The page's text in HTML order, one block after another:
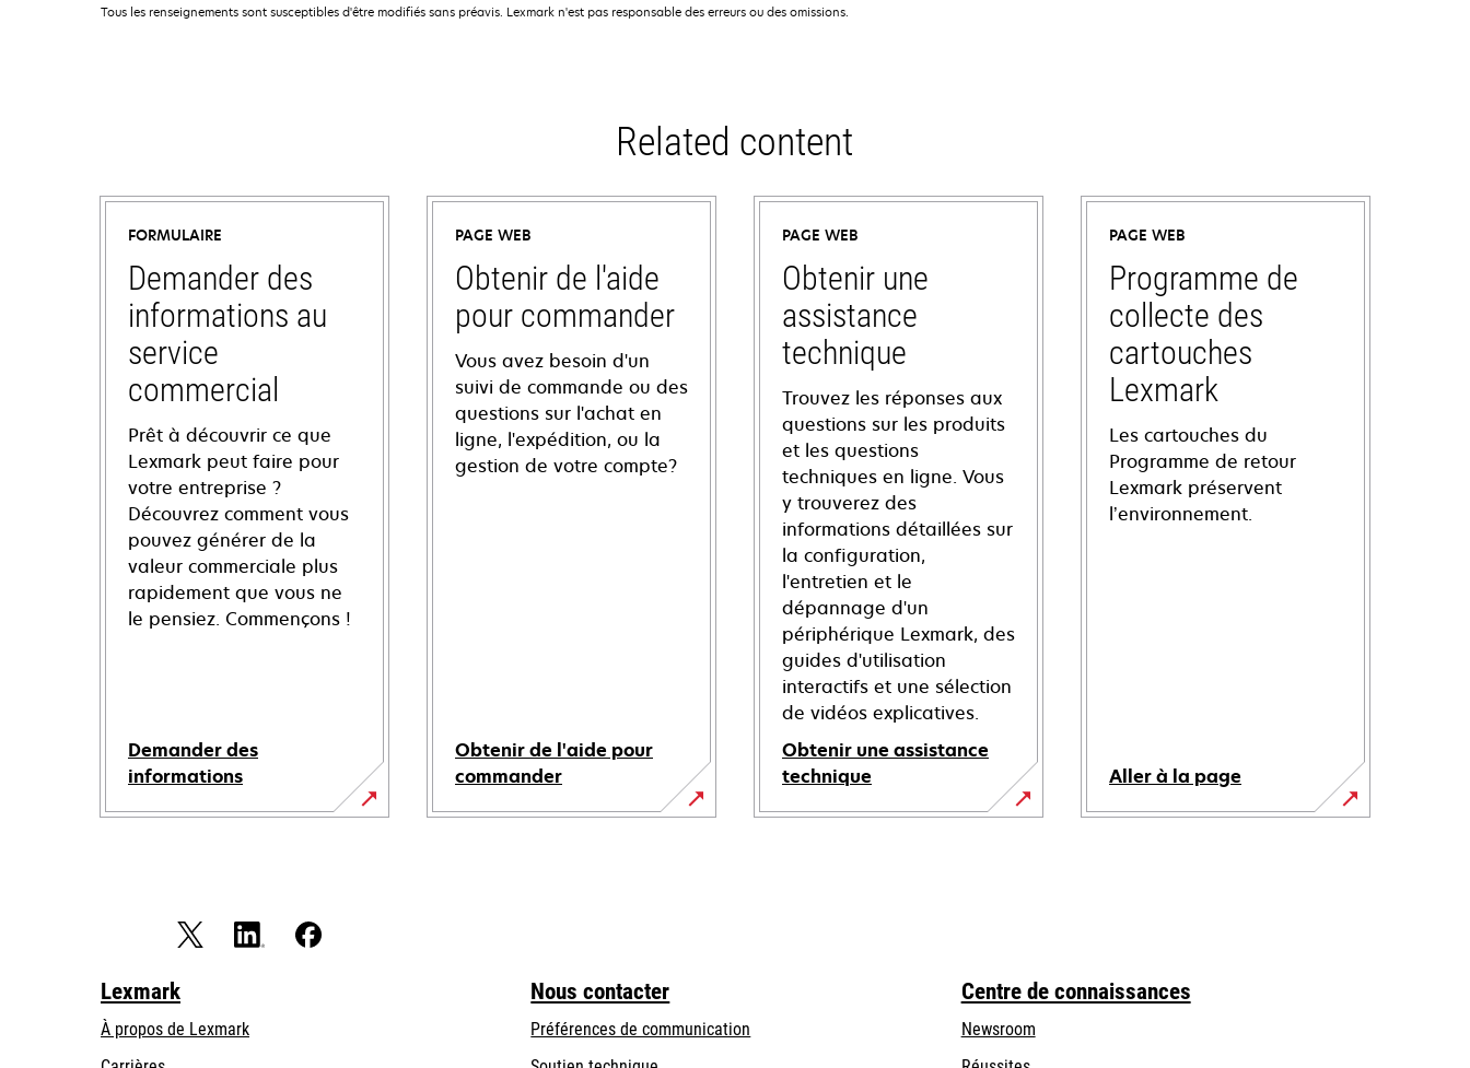
Tous les renseignements sont susceptibles d'être modifiés sans préavis. Lexmark n'est pas responsable des erreurs ou des omissions.
Related content
FORMULAIRE
Demander des
informations au
service
commercial
Prêt à découvrir ce que
Lexmark peut faire pour
votre entreprise ?
Découvrez comment vous
pouvez générer de la
valeur commerciale plus
rapidement que vous ne
le pensiez. Commençons !
Demander des
informations
PAGE WEB
Obtenir de l'aide
pour commander
Vous avez besoin d'un
suivi de commande ou des
questions sur l'achat en
ligne, l'expédition, ou la
gestion de votre compte?
Obtenir de l'aide pour
commander
PAGE WEB
Obtenir une
assistance
technique
Trouvez les réponses aux
questions sur les produits
et les questions
techniques en ligne. Vous
y trouverez des
informations détaillées sur
la configuration,
l'entretien et le
dépannage d'un
périphérique Lexmark, des
guides d'utilisation
interactifs et une sélection
de vidéos explicatives.
Obtenir une assistance
technique
s’ouvre
PAGE WEB
Programme de
collecte des
cartouches
Lexmark
Les cartouches du
Programme de retour
Lexmark préservent
l’environnement.
Aller à la page
Lexmark
À propos de Lexmark
Nous contacter
Préférences de communication
Centre de connaissances
Newsroom